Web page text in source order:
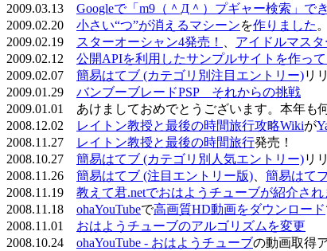
2009.03.13 Googleで「m9（＾Д＾）プギャー検索」で
2009.02.20 小さい“つ”が消えるマシーンを作りました 。
2009.02.19
スターオーシャン4発売！
アイドルマスタ
2009.02.12 公開APIを利用したサンプルサイトを作って
2009.02.07 簡易はてブ (カテゴリ別注目エントリー)リ
2009.01.29 バンブーブレードPSP それからの挑戦
2009.01.01 あけましておめでとうございます。本年も
2008.12.02
レイトン教授と最後の時間旅行攻略Wikiが
2008.11.27
レイトン教授と最後の時間旅行発売！
2008.10.27 簡易はてブ (カテゴリ別人気エントリー)リ
2008.11.26 簡易はてブ (注目エントリー版) 簡易はて
2008.11.19 教えて君.netでおはようチューブが紹介され
2008.11.18 ohaYouTubeで高画質HD動画をダウンロード
2008.11.01 おはようチューブのアルゴリズムを変更
2008.10.24 ohaYouTube - おはようチューブの動画取得